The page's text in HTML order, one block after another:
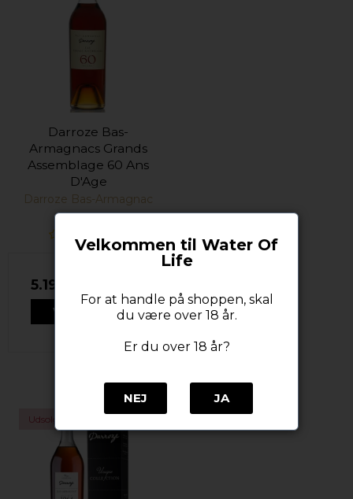
Darroze Bas-
Armagnacs Grands
Assemblage 60 Ans
D'Age
Darroze Bas-Armagnac
5.199,00 DKK
VIS PRODUKT
Udsolgt
Velkommen til Water Of
Life
For at handle på shoppen, skal
du være over 18 år.
Er du over 18 år?
NEJ JA